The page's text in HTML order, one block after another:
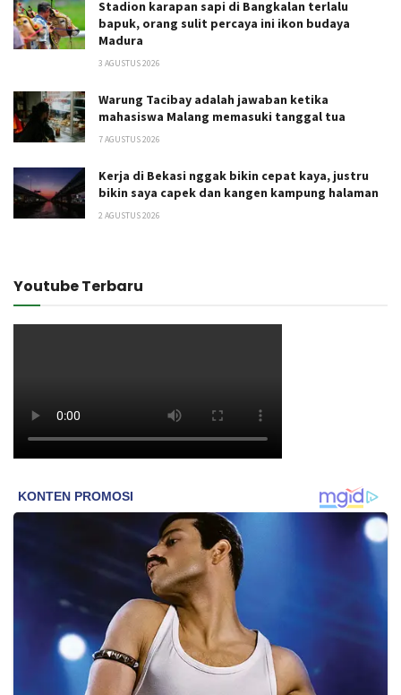
Stadion karapan sapi di Bangkalan terlalu
bapuk, orang sulit percaya ini ikon budaya
Madura
3 AGUSTUS 2026
Warung Tacibay adalah jawaban ketika
mahasiswa Malang memasuki tanggal tua
7 AGUSTUS 2026
Kerja di Bekasi nggak bikin cepat kaya, justru
bikin saya capek dan kangen kampung halaman
2 AGUSTUS 2026
Youtube Terbaru